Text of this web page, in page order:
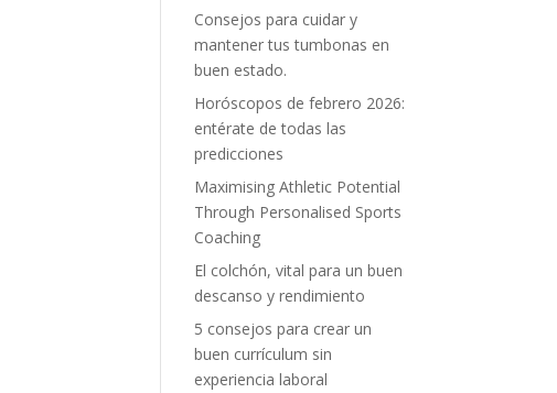
Consejos para cuidar y
mantener tus tumbonas en
buen estado.
Horóscopos de febrero 2026:
entérate de todas las
predicciones
Maximising Athletic Potential
Through Personalised Sports
Coaching
El colchón, vital para un buen
descanso y rendimiento
5 consejos para crear un
buen currículum sin
experiencia laboral